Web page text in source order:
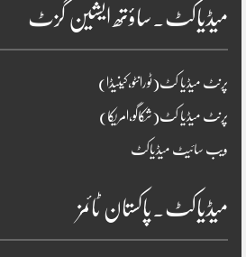
میڈیاکٹ۔ساؤتھ ایشین گزٹ
پرنٹ میڈیا کٹ(ٹورانٹو،کینیڈا)
پرنٹ میڈیا کٹ(شکاگو،امریکا)
ویب سائیٹ میڈیاکٹ
میڈیاکٹ۔پاکستان ٹائمز